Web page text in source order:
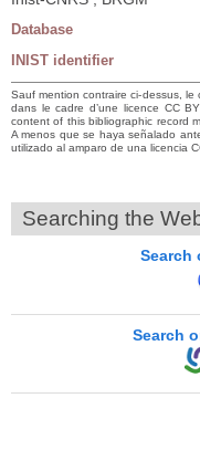
Database
INIST identifier
Sauf mention contraire ci-dessus,
dans le cadre d’une licence CC
content of this bibliographic record
A menos que se haya señalado
utilizado al amparo de una licencia
Searching the
Search
Search